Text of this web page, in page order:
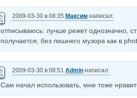
2009-03-30 в 08:35 Максим написал:
отписываюсь: лучше режет однозначно,
получается, без лишнего музора как в
2009-03-30 в 08:51 Admin написал:
Сам начал использовать, мне тоже